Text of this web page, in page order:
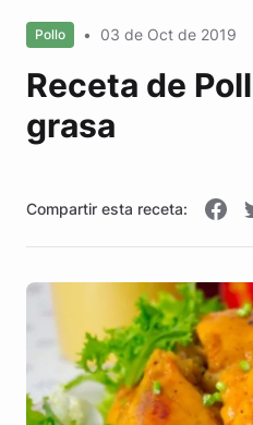
Pollo • 03 de Oct de 2019
Receta de
grasa
Compartir esta receta: